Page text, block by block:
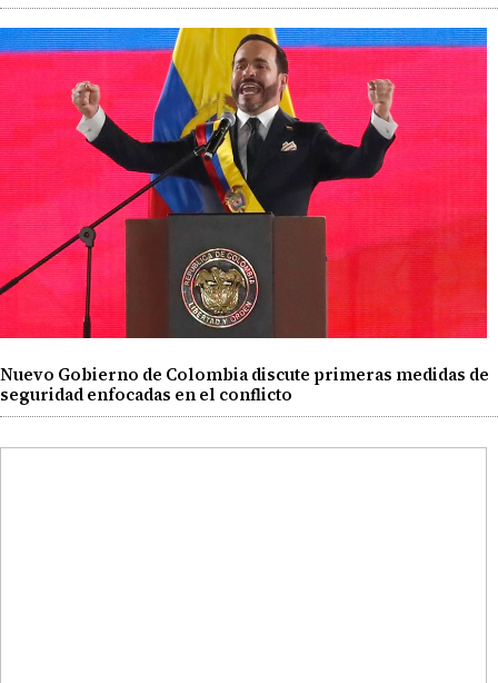
Nuevo Gobierno de Colombia discute primeras medidas de
seguridad enfocadas en el conflicto